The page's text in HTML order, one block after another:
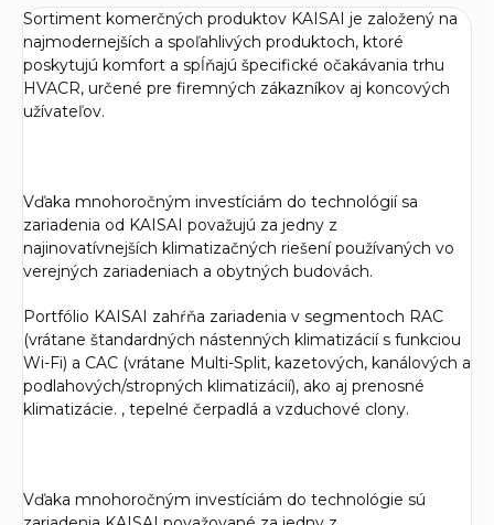
Sortiment komerčných produktov KAISAI je založený na
najmodernejších a spoľahlivých produktoch, ktoré
poskytujú komfort a spĺňajú špecifické očakávania trhu
HVACR, určené pre firemných zákazníkov aj koncových
užívateľov.
Vďaka mnohoročným investíciám do technológií sa
zariadenia od KAISAI považujú za jedny z
najinovatívnejších klimatizačných riešení používaných vo
verejných zariadeniach a obytných budovách.
Portfólio KAISAI zahŕňa zariadenia v segmentoch RAC
(vrátane štandardných nástenných klimatizácií s funkciou
Wi-Fi) a CAC (vrátane Multi-Split, kazetových, kanálových a
podlahových/stropných klimatizácií), ako aj prenosné
klimatizácie. , tepelné čerpadlá a vzduchové clony.
Vďaka mnohoročným investíciám do technológie sú